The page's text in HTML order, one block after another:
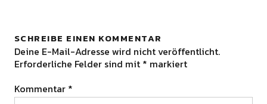
SCHREIBE EINEN KOMMENTAR
Deine E-Mail-Adresse wird nicht veröffentlicht.
Erforderliche Felder sind mit * markiert
Kommentar *